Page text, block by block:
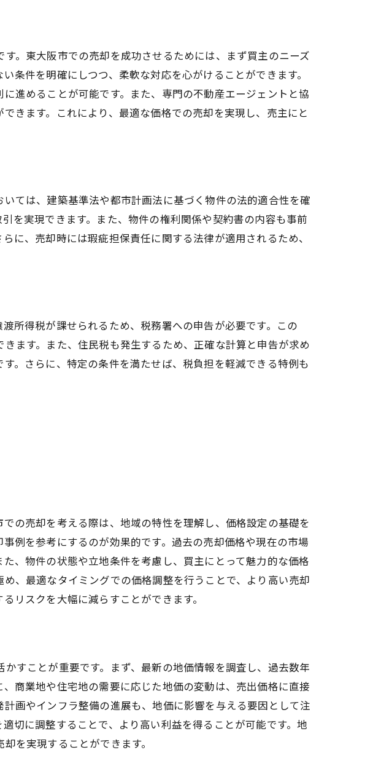
する
考える
情報源
影響分析
来の予測
かすか
のコツ
テージング術
戦略
イント
査方法
設定の重要性
立て方
方
方
略の考察
。東大阪市での売却を成功させるためには、まず買主のニーズ
条件を明確にしつつ、柔軟な対応を心がけることができます。
進めることが可能です。また、専門の不動産エージェントと協
きます。これにより、最適な価格での売却を実現し、売主にと
ては、建築基準法や都市計画法に基づく物件の法的適合性を確
を実現できます。また、物件の権利関係や契約書の内容も事前
に、売却時には瑕疵担保責任に関する法律が適用されるため、
所得税が課せられるため、税務署への申告が必要です。この
ます。また、住民税も発生するため、正確な計算と申告が求め
。さらに、特定の条件を満たせば、税負担を軽減できる特例も
の売却を考える際は、地域の特性を理解し、価格設定の基礎を
例を参考にするのが効果的です。過去の売却価格や現在の市場
、物件の状態や立地条件を考慮し、買主にとって魅力的な価格
、最適なタイミングでの価格調整を行うことで、より高い売却
リスクを大幅に減らすことができます。
すことが重要です。まず、最新の地価情報を調査し、過去数年
商業地や住宅地の需要に応じた地価の変動は、売出価格に直接
画やインフラ整備の進展も、地価に影響を与える要因として注
切に調整することで、より高い利益を得ることが可能です。地
を実現することができます。